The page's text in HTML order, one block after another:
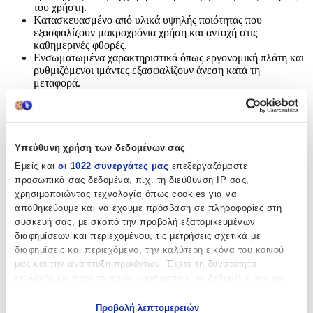
Υπεύθυνη χρήση των δεδομένων σας
Εμείς και οι 1022 συνεργάτες μας επεξεργαζόμαστε
προσωπικά σας δεδομένα, π.χ. τη διεύθυνση IP σας,
χρησιμοποιώντας τεχνολογία όπως cookies για να
αποθηκεύουμε και να έχουμε πρόσβαση σε πληροφορίες στη
συσκευή σας, με σκοπό την προβολή εξατομικευμένων
διαφημίσεων και περιεχομένου, τις μετρήσεις σχετικά με
διαφημίσεις και περιεχόμενο, την καλύτερη εικόνα του κοινού
μας και την ανάπτυξη προϊόντων. Έχετε τη δυνατότητα
Προβολή λεπτομερειών
του χρήστη.
Κατασκευασμένο από υλικά υψηλής ποιότητας που
εξασφαλίζουν μακροχρόνια χρήση και αντοχή στις
καθημερινές φθορές.
Ενσωματωμένα χαρακτηριστικά όπως εργονομική πλάτη και
ρυθμιζόμενοι ιμάντες εξασφαλίζουν άνεση κατά τη
μεταφορά.
Προστασία: Ενισχυμένες πλευρές και προστατευτικά για
επιπλέον ασφάλεια των περιεχομένων του σακιδίου.
Κατασκευαστής:
Polo
Βασικά Χαρακτηριστικά
Χρώμα:
Μοβ